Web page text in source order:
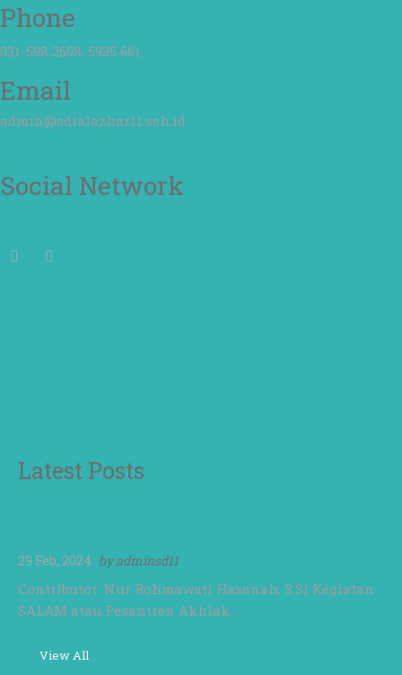
Phone
031-598 2608, 5935 661
Email
admin@sdialazhar11.sch.id
Social Network
Latest Posts
29 Feb, 2024 byadminsd11
Contributor: Nur Rohmawati Hasanah, S.Si Kegiatan
SALAM atau Pesantren Akhlak…
View All